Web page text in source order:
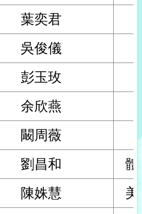
葉奕君
吳俊儀
彭玉玫
余欣燕
闞周薇
劉昌和
體
陳姝慧